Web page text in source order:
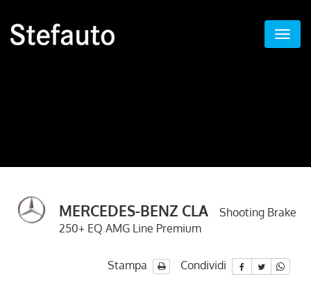
MERCEDES-BENZ CLA
Shooting Brake
250+ EQ AMG Line Premium
Stampa Condividi